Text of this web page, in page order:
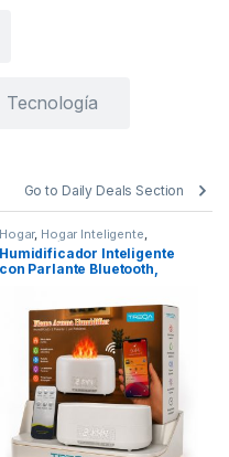
Tecnología
Go to Daily Deals Section
Hogar, Hogar Inteligente
Tecnología
Humidificador Inteligente
con Parlante Bluetooth,